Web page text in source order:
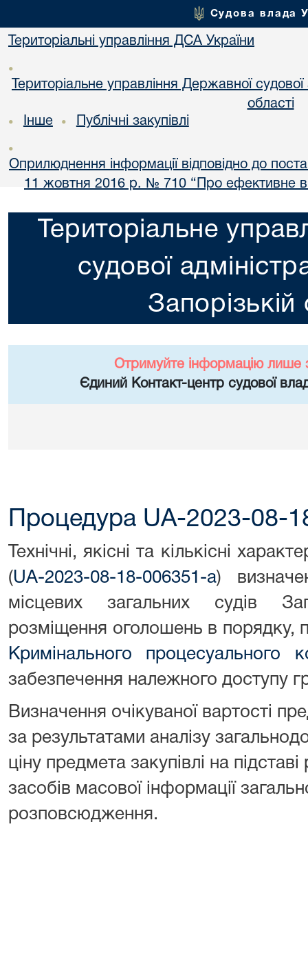
Судова влада
Територіальні управління ДСА України
•
Територіальне управління Державної судової
області
• Інше • Публічні закупівлі
•
Оприлюднення інформації відповідно до
11 жовтня 2016 р. № 710 “Про ефективне
Територіальне
судової
Запорізькій
Отримуйте інформацію лише
Єдиний Контакт-центр судової
Процедура UA-2023-08-
Технічні, якісні та кількісні
(UA-2023-08-18-006351-a)
місцевих загальних судів
розміщення оголошень в порядку,
Кримінального процесуального
забезпечення належного доступу
Визначення очікуваної вартості
за результатами аналізу
ціну предмета закупівлі на
засобів масової інформації
розповсюдження.